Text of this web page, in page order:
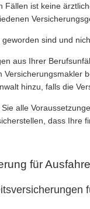
ist keine
sind und
aus Ihrer
hinzu, falls die
alle
dass Ihre
für